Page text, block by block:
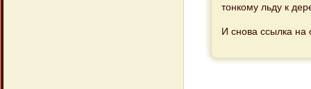
тонкому льду к
И снова ссылка на